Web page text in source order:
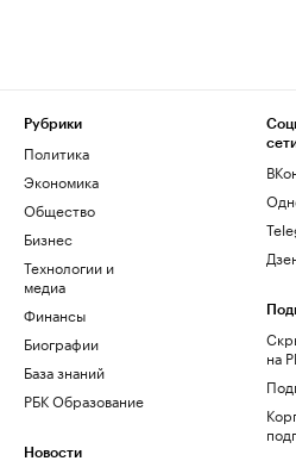
Рубрики
Политика
Экономика
Общество
Бизнес
Технологии и
медиа
Финансы
Биографии
База знаний
РБК Образование
Новости
на